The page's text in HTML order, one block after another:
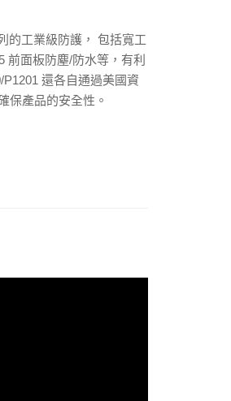
的工業級防護， 包括寬工
前面板防塵/防水等，有利
還各自通過美國資
保產品的安全性。